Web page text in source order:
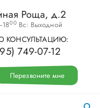
Роща, д.2
00 Вс: Выходной
КОНСУЛЬТАЦИЮ:
749-07-12
Перезвоните мне